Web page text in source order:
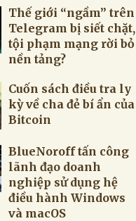
Thế giới “ngầm” trên
Telegram bị siết chặt,
tội phạm mạng rời bỏ
nền tảng?
Cuốn sách điều tra ly
kỳ về cha đẻ bí ẩn của
Bitcoin
BlueNoroff tấn công
lãnh đạo doanh
nghiệp sử dụng hệ
điều hành Windows
và macOS